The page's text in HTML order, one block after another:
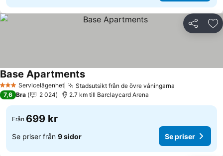
Dela
3 StjärnorServicelägenhet Stadsutsikt från de övre våningarna
Base Apartments
7,6 Bra 2 024 2.7 km till Barclaycard Arena
Från 699 kr
Se priser från 9 sidor Se priser